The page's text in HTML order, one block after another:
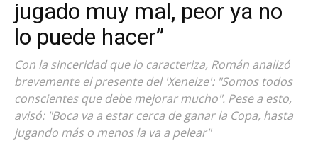
jugado muy mal, peor ya no
lo puede hacer”
Con la sinceridad que lo caracteriza, Román analizó
brevemente el presente del 'Xeneize': "Somos todos
conscientes que debe mejorar mucho". Pese a esto,
avisó: "Boca va a estar cerca de ganar la Copa, hasta
jugando más o menos la va a pelear"